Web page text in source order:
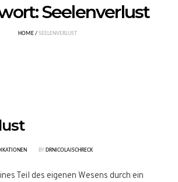
Seelenverlust
HOME /SEELENVERLUST
BY DRNICOLAISCHRECK
Teil des eigenen Wesens durch ein